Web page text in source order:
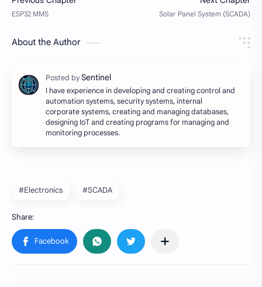
About the Author
I have experience in developing and creating control and
automation systems, security systems, internal
corporate systems, creating and managing databases,
designing IoT and creating programs for managing and
monitoring processes.
#Electronics #SCADA